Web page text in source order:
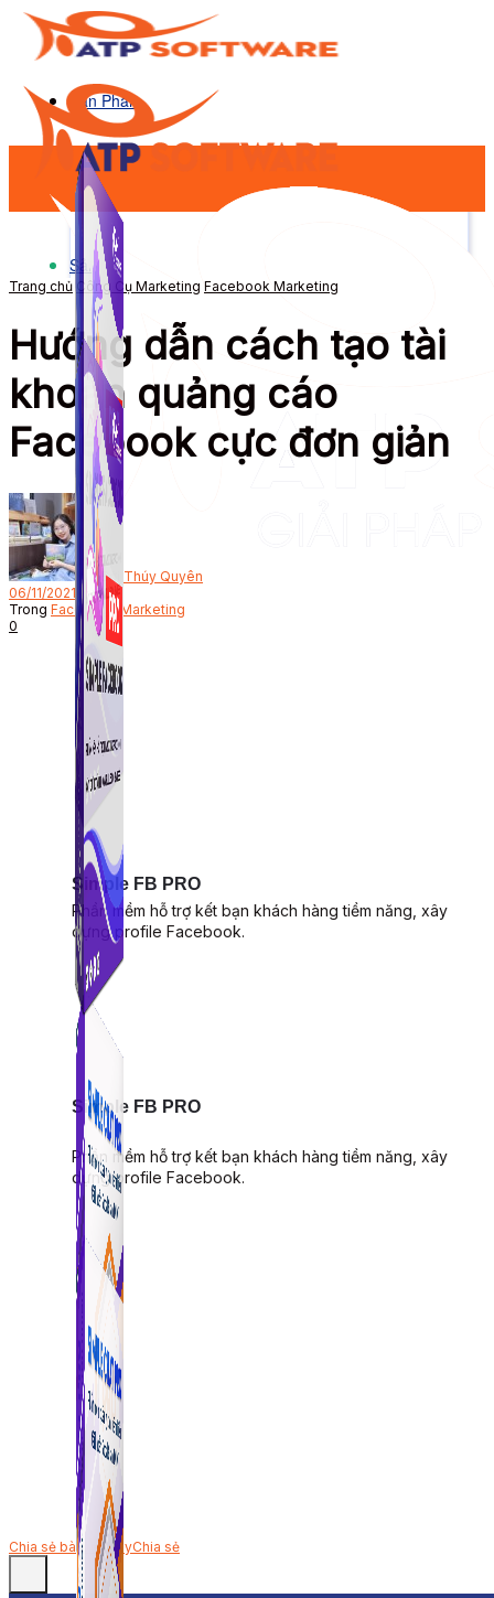
Sản Phẩm
Simple FB PRO
Phần mềm hỗ trợ kết bạn khách hàng tiềm năng, xây
dựng profile Facebook.
Sản Phẩm
Simple FB PRO
Phần mềm hỗ trợ kết bạn khách hàng tiềm năng, xây
dựng profile Facebook.
Trang chủ Công Cụ Marketing Facebook Marketing
Hướng dẫn cách tạo tài
khoản quảng cáo
Facebook cực đơn giản
Bởi
Thúy Quyên
06/11/2021
Trong Facebook Marketing
0
Chia sẻ bài viết nàyChia sẻ